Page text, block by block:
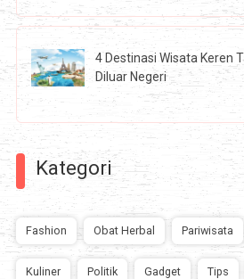
4 Destinasi Wisata Keren
Diluar Negeri
Kategori
Fashion Obat Herbal Pariwisata
Kuliner Politik Gadget Tips